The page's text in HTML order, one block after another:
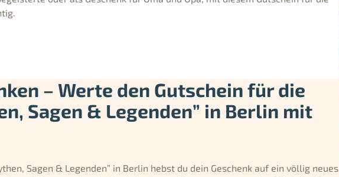
– Werte den Gutschein für die
Sagen & Legenden” in Berlin mit
Sagen & Legenden” in Berlin hebst du dein Geschenk auf ein völlig neues